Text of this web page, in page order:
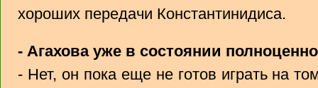
хороших передачи Константинидиса.
- Агахова уже в состоянии
- Нет, он пока еще не готов играть на